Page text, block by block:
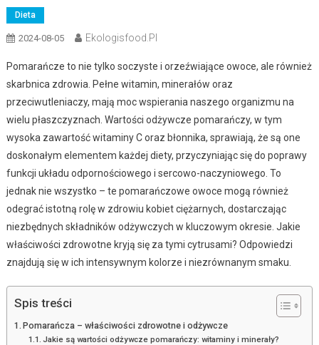
Dieta
2024-08-05 Ekologisfood.pl
Pomarańcze to nie tylko soczyste i orzeźwiające owoce, ale również
skarbnica zdrowia. Pełne witamin, minerałów oraz
przeciwutleniaczy, mają moc wspierania naszego organizmu na
wielu płaszczyznach. Wartości odżywcze pomarańczy, w tym
wysoka zawartość witaminy C oraz błonnika, sprawiają, że są one
doskonałym elementem każdej diety, przyczyniając się do poprawy
funkcji układu odpornościowego i sercowo-naczyniowego. To
jednak nie wszystko – te pomarańczowe owoce mogą również
odegrać istotną rolę w zdrowiu kobiet ciężarnych, dostarczając
niezbędnych składników odżywczych w kluczowym okresie. Jakie
właściwości zdrowotne kryją się za tymi cytrusami? Odpowiedzi
znajdują się w ich intensywnym kolorze i niezrównanym smaku.
Spis treści
Pomarańcza – właściwości zdrowotne i odżywcze
Jakie są wartości odżywcze pomarańczy: witaminy i minerały?